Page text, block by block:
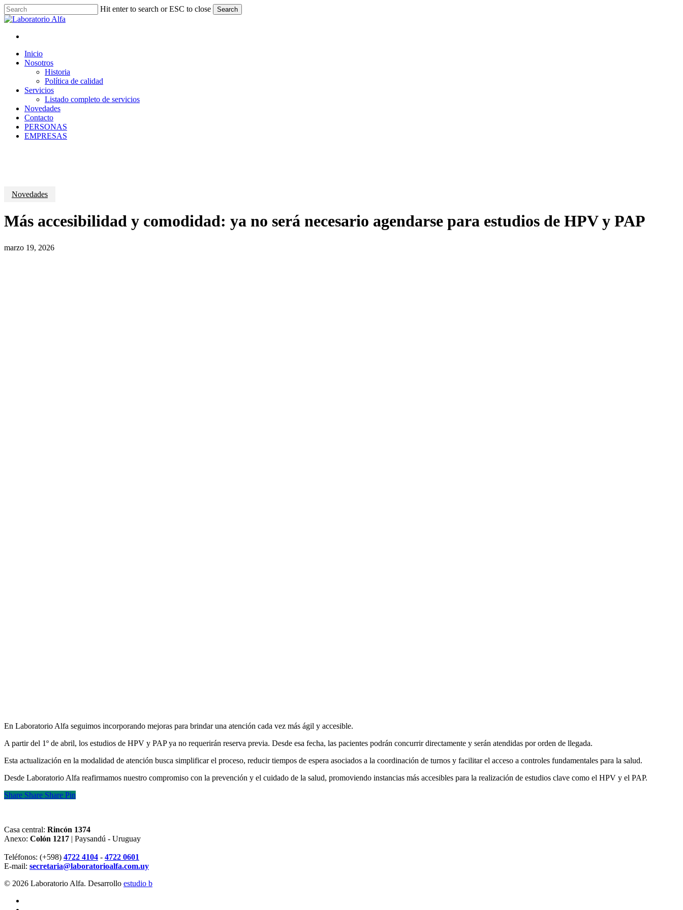
Skip
to
content
Hit enter to search or ESC to close Search
Close
Menu
Menu
Inicio
Nosotros
Historia
Política de calidad
Servicios
Listado completo de servicios
Novedades
Contacto
PERSONAS
EMPRESAS
Novedades
Más accesibilidad y comodidad: ya no será necesario agendarse para estudios de HPV y PAP
marzo 19, 2026
En Laboratorio Alfa seguimos incorporando mejoras para brindar una atención cada vez más ágil y accesible.
A partir del 1º de abril, los estudios de HPV y PAP ya no requerirán reserva previa. Desde esa fecha, las pacientes podrán concurrir directamente y serán atendidas por orden de llegada.
Esta actualización en la modalidad de atención busca simplificar el proceso, reducir tiempos de espera asociados a la coordinación de turnos y facilitar el acceso a controles fundamentales para la salud.
Desde Laboratorio Alfa reafirmamos nuestro compromiso con la prevención y el cuidado de la salud, promoviendo instancias más accesibles para la realización de estudios clave como el HPV y el PAP.
Share
Share Share Share Pin
Casa central: Rincón 1374
Anexo: Colón 1217 | Paysandú - Uruguay
Teléfonos: (+598) 4722 4104 - 4722 0601
E-mail: secretaria@laboratorioalfa.com.uy
© 2026 Laboratorio Alfa. Desarrollo estudio b